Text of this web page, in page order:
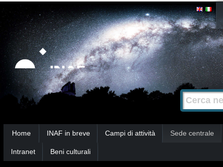
Strumenti
personali
Salta
contenuti.
|
Salta
alla
navigazione
Cerca nel
Ricerca
avanzata…
Home INAF in breve Campi di attività Sede centrale
Intranet Beni culturali